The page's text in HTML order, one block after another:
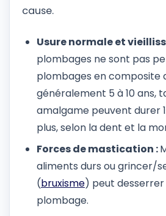
cause.
Usure normale et
plombages ne sont pas
plombages en composite
généralement 5 à 10 ans,
amalgame peuvent durer
plus, selon la dent et la
Forces de mastication :
aliments durs ou grincer/
(bruxisme) peut desserrer
plombage.